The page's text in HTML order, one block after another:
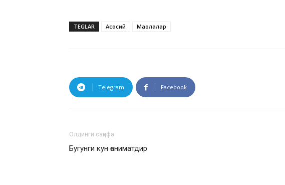
TEGLAR Асосий Мақолалар
Telegram Facebook
Олдинги саҳифа
Бугунги кун ғаниматдир